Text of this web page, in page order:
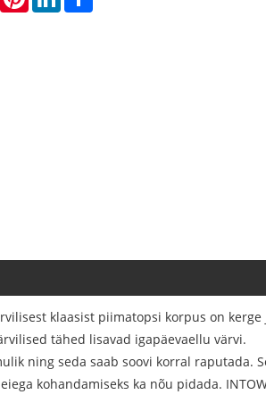
klaasist piimatopsi korpus on kerge
tähed lisavad igapäevaellu värvi.
ning seda saab soovi korral raputada.
kohandamiseks ka nõu pidada.